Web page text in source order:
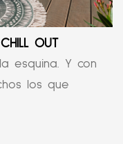
OUT
esquina. Y con
los que